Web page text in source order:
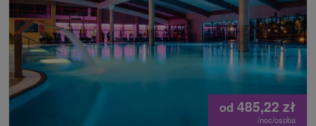
od 485,22 zł
/noc/osoba